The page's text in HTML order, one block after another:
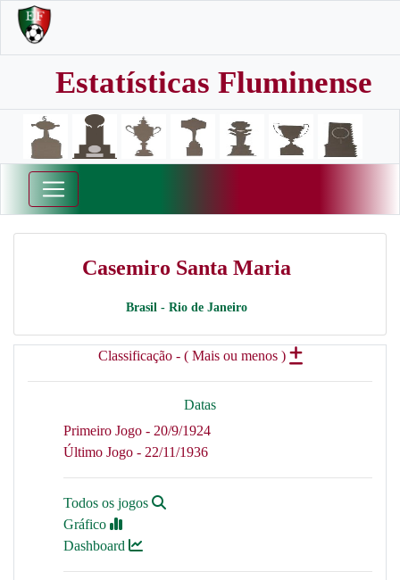
Estatísticas Fluminense
Casemiro Santa Maria
Brasil - Rio de Janeiro
Classificação - ( Mais ou menos )
Datas
Primeiro Jogo - 20/9/1924
Último Jogo - 22/11/1936
Todos os jogos
Gráfico
Dashboard